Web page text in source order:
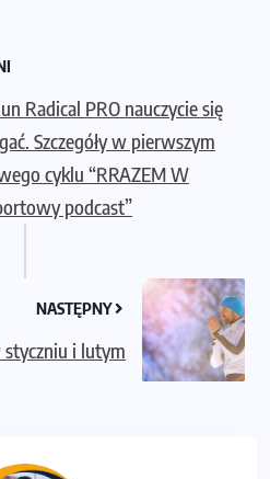
Radical PRO nauczycie się
Szczegóły w pierwszym
cyklu “RRAZEM W
podcast”
NASTĘPNY
styczniu i lutym